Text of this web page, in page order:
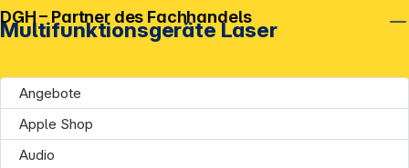
Multifunktionsgeräte Laser
Angebote
Apple Shop
Audio
DGH – Partner des Fachhandels